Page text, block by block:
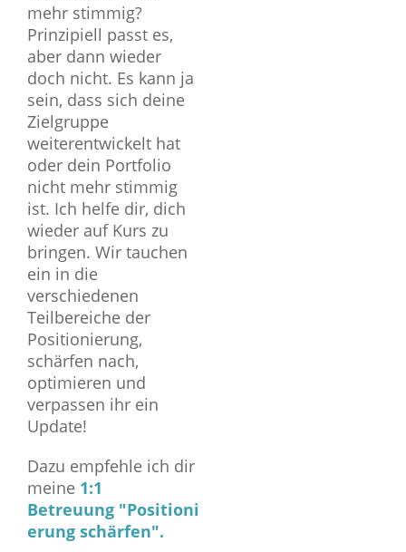
mehr stimmig?
Prinzipiell passt es,
aber dann wieder
doch nicht. Es kann ja
sein, dass sich deine
Zielgruppe
weiterentwickelt hat
oder dein Portfolio
nicht mehr stimmig
ist. Ich helfe dir, dich
wieder auf Kurs zu
bringen. Wir tauchen
ein in die
verschiedenen
Teilbereiche der
Positionierung,
schärfen nach,
optimieren und
verpassen ihr ein
Update!
Dazu empfehle ich dir
meine 1:1
Betreuung "Positioni
erung schärfen".